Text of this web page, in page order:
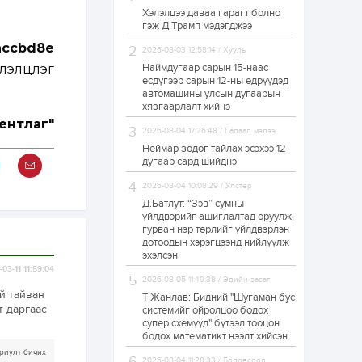
11 11:59:04
тайван
даргаас
бичих
Өнгөрсөн сард
1,439.2 кг үнэт
металл худалдан
авчээ
1 өдөр 0
Б.Найдалаа: Энэ
өвөл илүү хүнд байж
магадгүй учир төр,
эрчим хүчний
байгууллагууд, иргэд
бэлтгэлээ...
1 өдөр
Өнөөдөр сондгой
тоогоор төгссөн
автомашинтай иргэд
бензин авна
ЗГ: Шатахууны
хангамж,
нийлүүлэлтийг
тогтворжуулах
асуудлыг хэлэлцэж
байна
1 өдөр 0
Хэлэлцээ даваа гарагт болно
гэж Д.Трамп мэдэгджээ
2026-08-03 12:58:14 / Хууль
Наймдугаар сарын 15-наас
есдүгээр сарын 12-ны өдрүүдэд
автомашины улсын дугаарын
хязгаарлалт хийнэ
2026-08-04 17:26:48 / Гадаад мэдээ
Неймар зодог тайлах эсэхээ 12
дугаар сард шийднэ
2026-08-04 10:08:29 / Улстөр
Д.Батлут: “Зэв” сумны
үйлдвэрийг ашиглалтад оруулж,
гурван нэр төрлийг үйлдвэрлэн
дотоодын хэрэгцээнд нийлүүлж
эхэлсэн
2026-08-05 11:49:38 / Эдийн засаг
Т.Жанлав: Бидний "Шугаман бус
системийг ойролцоо бодох
супер схемүүд" бүтээл тооцон
бодох математикт нээлт хийсэн